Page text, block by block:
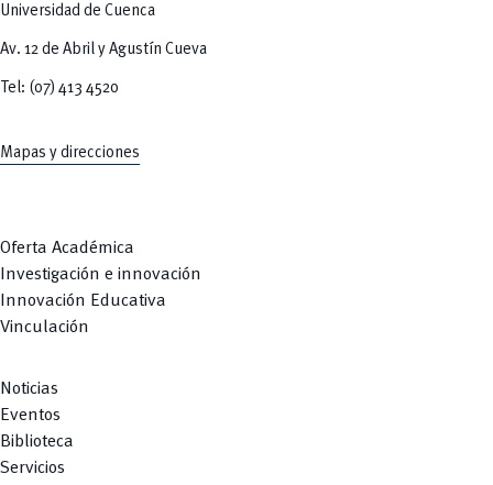
Universidad de Cuenca
Av. 12 de Abril y Agustín Cueva
Tel: (07) 413 4520
Mapas y direcciones
Oferta Académica
Investigación e innovación
Innovación Educativa
Vinculación
Noticias
Eventos
Biblioteca
Servicios